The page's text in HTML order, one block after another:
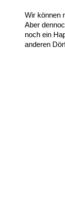
Wir können
Aber
noch ein
anderen